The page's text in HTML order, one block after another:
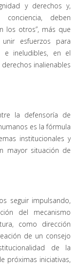
y derechos y,
deben
los otros”, más que
esfuerzos para
e ineludibles, en el
inalienables
la defensoría de
es la fórmula
institucionales y
mayor situación de
seguir impulsando,
del mecanismo
como dirección
de un consejo
de la
próximas iniciativas,